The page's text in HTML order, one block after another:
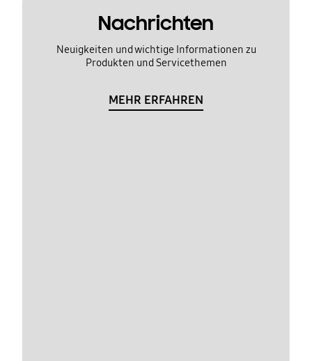
Nachrichten
Neuigkeiten und wichtige Informationen zu
Produkten und Servicethemen
MEHR ERFAHREN